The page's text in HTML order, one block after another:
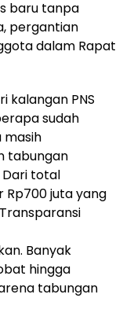
baru tanpa
pergantian
dalam Rapat
kalangan PNS
sudah
masih
tabungan
total
Rp700 juta yang
Banyak
hingga
tabungan